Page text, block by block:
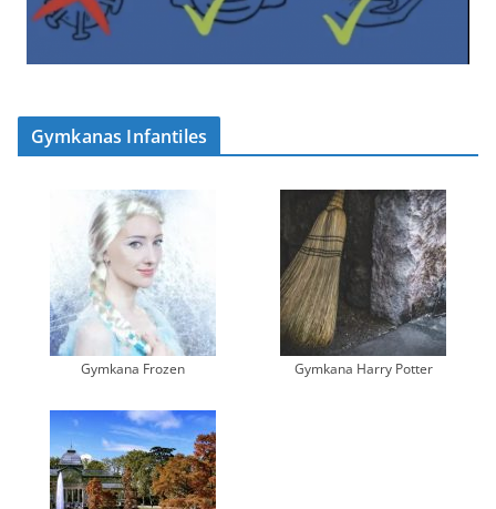
Gymkanas Infantiles
Gymkana Frozen Gymkana Harry Potter